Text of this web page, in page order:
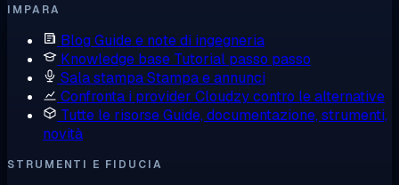
IMPARA
Blog Guide e note di ingegneria
Knowledge base Tutorial passo passo
Sala stampaStampa e annunci
Confronta i provider Cloudzy contro le alternative
Tutte le risorseGuide, documentazione, strumenti,
novità
STRUMENTI E FIDUCIA